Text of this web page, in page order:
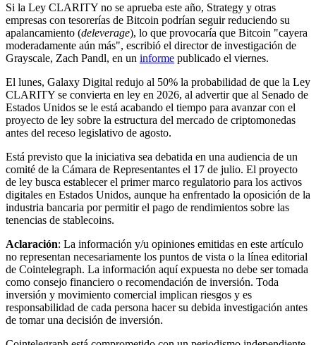
Si la Ley CLARITY no se aprueba este año, Strategy y otras
empresas con tesorerías de Bitcoin podrían seguir reduciendo su
apalancamiento (deleverage), lo que provocaría que Bitcoin "cayera
moderadamente aún más", escribió el director de investigación de
Grayscale, Zach Pandl, en un informe publicado el viernes.
El lunes, Galaxy Digital redujo al 50% la probabilidad de que la Ley
CLARITY se convierta en ley en 2026, al advertir que al Senado de
Estados Unidos se le está acabando el tiempo para avanzar con el
proyecto de ley sobre la estructura del mercado de criptomonedas
antes del receso legislativo de agosto.
Está previsto que la iniciativa sea debatida en una audiencia de un
comité de la Cámara de Representantes el 17 de julio. El proyecto
de ley busca establecer el primer marco regulatorio para los activos
digitales en Estados Unidos, aunque ha enfrentado la oposición de la
industria bancaria por permitir el pago de rendimientos sobre las
tenencias de stablecoins.
Aclaración: La información y/u opiniones emitidas en este artículo
no representan necesariamente los puntos de vista o la línea editorial
de Cointelegraph. La información aquí expuesta no debe ser tomada
como consejo financiero o recomendación de inversión. Toda
inversión y movimiento comercial implican riesgos y es
responsabilidad de cada persona hacer su debida investigación antes
de tomar una decisión de inversión.